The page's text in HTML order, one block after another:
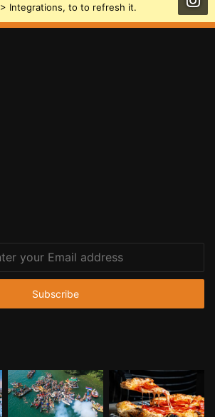
Integrations, to to refresh it.